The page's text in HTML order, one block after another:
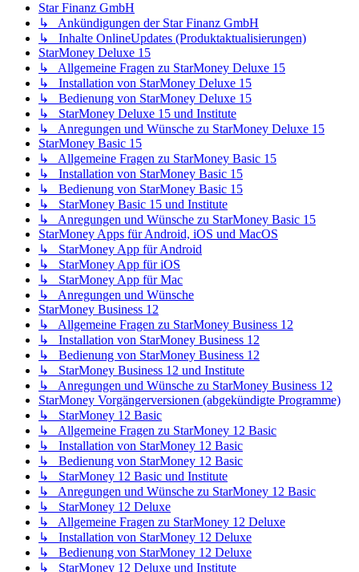
Star Finanz GmbH
↳ Ankündigungen der Star Finanz GmbH
↳ Inhalte OnlineUpdates (Produktaktualisierungen)
StarMoney Deluxe 15
↳ Allgemeine Fragen zu StarMoney Deluxe 15
↳ Installation von StarMoney Deluxe 15
↳ Bedienung von StarMoney Deluxe 15
↳ StarMoney Deluxe 15 und Institute
↳ Anregungen und Wünsche zu StarMoney Deluxe 15
StarMoney Basic 15
↳ Allgemeine Fragen zu StarMoney Basic 15
↳ Installation von StarMoney Basic 15
↳ Bedienung von StarMoney Basic 15
↳ StarMoney Basic 15 und Institute
↳ Anregungen und Wünsche zu StarMoney Basic 15
StarMoney Apps für Android, iOS und MacOS
↳ StarMoney App für Android
↳ StarMoney App für iOS
↳ StarMoney App für Mac
↳ Anregungen und Wünsche
StarMoney Business 12
↳ Allgemeine Fragen zu StarMoney Business 12
↳ Installation von StarMoney Business 12
↳ Bedienung von StarMoney Business 12
↳ StarMoney Business 12 und Institute
↳ Anregungen und Wünsche zu StarMoney Business 12
StarMoney Vorgängerversionen (abgekündigte Programme)
↳ StarMoney 12 Basic
↳ Allgemeine Fragen zu StarMoney 12 Basic
↳ Installation von StarMoney 12 Basic
↳ Bedienung von StarMoney 12 Basic
↳ StarMoney 12 Basic und Institute
↳ Anregungen und Wünsche zu StarMoney 12 Basic
↳ StarMoney 12 Deluxe
↳ Allgemeine Fragen zu StarMoney 12 Deluxe
↳ Installation von StarMoney 12 Deluxe
↳ Bedienung von StarMoney 12 Deluxe
↳ StarMoney 12 Deluxe und Institute